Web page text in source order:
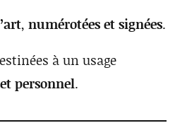
, numérotées et signées.
à un usage
personnel.